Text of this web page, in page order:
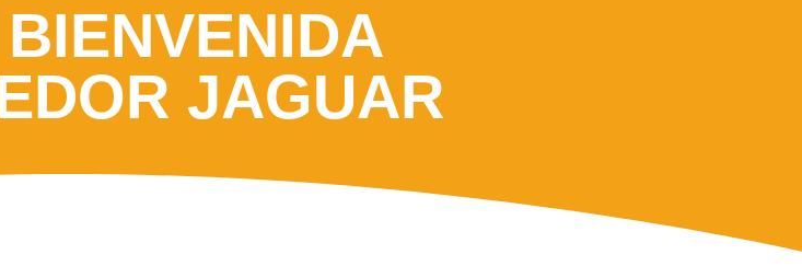
JAGUAR